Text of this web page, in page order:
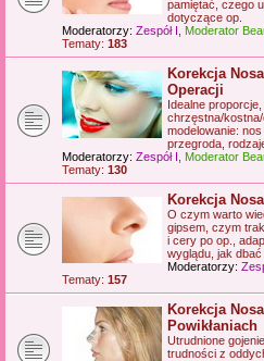
pamiętać, czego
dotyczące op.
Moderatorzy: Zespół I
Moderator
Tematy: 183
Korekcja
Operacji
Idealne
chrzęstna/kostna/
modelowanie:
przegroda,
Moderatorzy: Zespół I
Moderator
Tematy: 130
Korekcja
O czym warto
gipsem, czym
i cery po op.,
wyglądu, jak
Moderatorzy:
Tematy: 157
Korekcja
Powikłaniach
Utrudnione
trudności z